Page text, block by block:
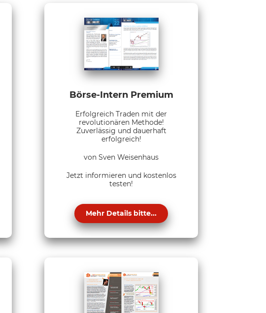
Börse-Intern Premium
Erfolgreich Traden mit der
revolutionären Methode!
Zuverlässig und dauerhaft
erfolgreich!
von Sven Weisenhaus
Jetzt informieren und kostenlos
testen!
Mehr Details bitte...